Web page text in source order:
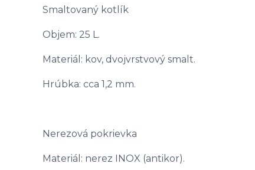
Smaltovaný kotlík
Objem: 25 L.
Materiál: kov, dvojvrstvový smalt.
Hrúbka: cca 1,2 mm.
Nerezová pokrievka
Materiál: nerez INOX (antikor).